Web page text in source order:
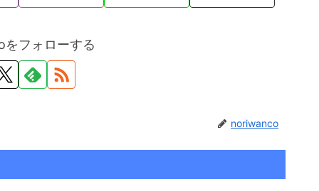
フォローする
noriwanco